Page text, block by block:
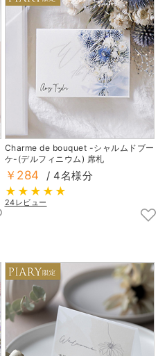
Charme de bouquet -シャルムドブー
ケ-(デルフィニウム) 席札
￥284 / 4名様分
24レビュー